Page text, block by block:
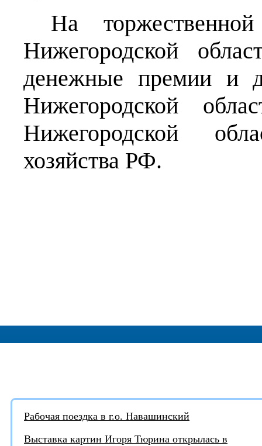
На
Нижегородской
денежные премии и
Нижегородской
Нижегородской
хозяйства РФ.
Рабочая поездка в г.о. Навашинский
Выставка картин Игоря Тюрина открылась в